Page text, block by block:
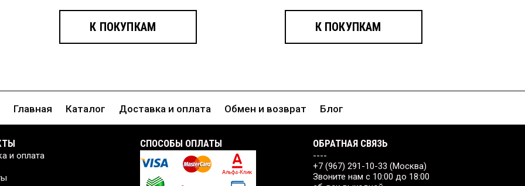
К ПОКУПКАМ К ПОКУПКАМ
Главная Каталог Доставка и оплата Обмен и возврат Блог
и оплата
CПОСОБЫ ОПЛАТЫ ОБРАТНАЯ СВЯЗЬ
----
+7 (967) 291-10-33 (Москва)
Звоните нам с 10:00 до 18:00